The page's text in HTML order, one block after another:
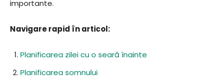
importante.
Navigare rapid în articol:
Planificarea zilei cu o seară înainte
Planificarea somnului